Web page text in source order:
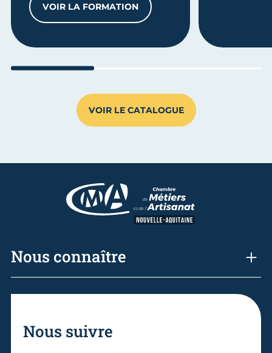
BÂTIMENT - OPTION MÉTALLERIE
VOIR LA FORMATIONCAP ESTHÉTIQUE COSMÉTIQUE
VOIR LE CATALOGUE
Nous connaître
Nous suivre